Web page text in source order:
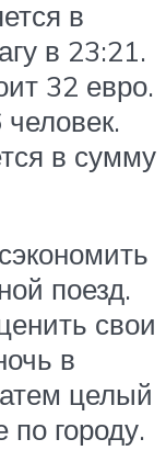
в
в 23:21.
32 евро.
в сумму
поезд.
свои
в
целый
по городу.